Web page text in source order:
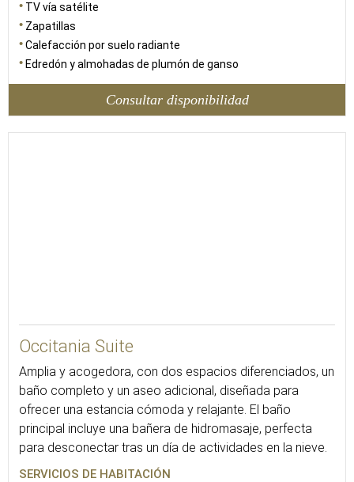
TV vía satélite
Zapatillas
Calefacción por suelo radiante
Edredón y almohadas de plumón de ganso
Consultar disponibilidad
Occitania Suite
Amplia y acogedora, con dos espacios diferenciados, un
baño completo y un aseo adicional, diseñada para
ofrecer una estancia cómoda y relajante. El baño
principal incluye una bañera de hidromasaje, perfecta
para desconectar tras un día de actividades en la nieve.
SERVICIOS DE HABITACIÓN